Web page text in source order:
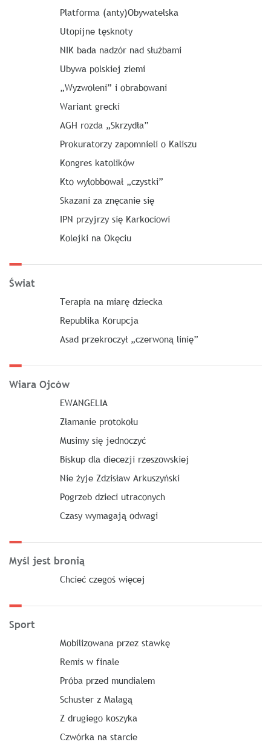
Platforma (anty)Obywatelska
Utopijne tęsknoty
NIK bada nadzór nad służbami
Ubywa polskiej ziemi
„Wyzwoleni” i obrabowani
Wariant grecki
AGH rozda „Skrzydła”
Prokuratorzy zapomnieli o Kaliszu
Kongres katolików
Kto wylobbował „czystki”
Skazani za znęcanie się
IPN przyjrzy się Karkociowi
Kolejki na Okęciu
Świat
Terapia na miarę dziecka
Republika Korupcja
Asad przekroczył „czerwoną linię”
Wiara Ojców
EWANGELIA
Złamanie protokołu
Musimy się jednoczyć
Biskup dla diecezji rzeszowskiej
Nie żyje Zdzisław Arkuszyński
Pogrzeb dzieci utraconych
Czasy wymagają odwagi
Myśl jest bronią
Chcieć czegoś więcej
Sport
Mobilizowana przez stawkę
Remis w finale
Próba przed mundialem
Schuster z Malagą
Z drugiego koszyka
Czwórka na starcie